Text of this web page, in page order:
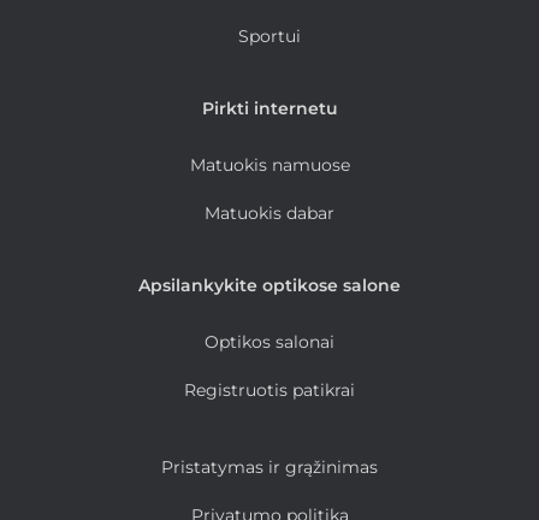
Sportui
Pirkti internetu
Matuokis namuose
Matuokis dabar
Apsilankykite optikose salone
Optikos salonai
Registruotis patikrai
Pristatymas ir grąžinimas
Privatumo politika